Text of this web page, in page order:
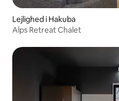
Lejlighed i Hakuba
Alps Retreat Chalet